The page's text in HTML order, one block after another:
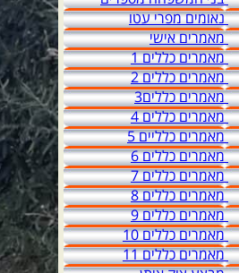
נאומים מפרי עטו
מאמרים אישי
מאמרים כללים 1
מאמרים כללים 2
מאמרים כללים3
מאמרים כללים 4
מאמרים כלליים 5
מאמרים כללים 6
מאמרים כללים 7
מאמרים כללים 8
מאמרים כללים 9
מאמרים כללים 10
מאמרים כללים 11